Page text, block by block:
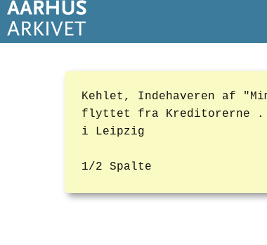
Kehlet, Indehaveren af
flyttet fra Kreditorerne ...
i Leipzig
1/2 Spalte